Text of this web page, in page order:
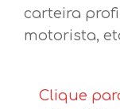
carteira
motorista,
Clique